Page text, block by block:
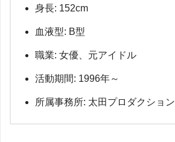
身長: 152cm
血液型: B型
職業: 女優、元アイドル
活動期間: 1996年～
所属事務所: 太田プロダクション